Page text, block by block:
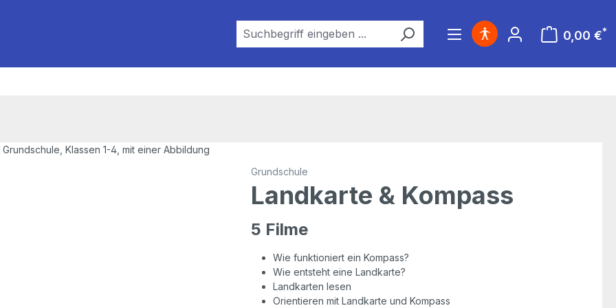
0,00 €*
Warenkorb
Grundschule
Landkarte & Kompass
5 Filme
Wie funktioniert ein Kompass?
Wie entsteht eine Landkarte?
Landkarten lesen
Orientieren mit Landkarte und Kompass